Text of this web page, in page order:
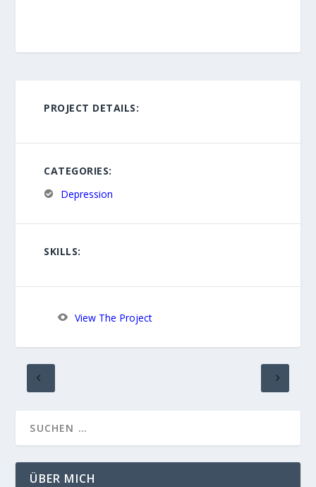
PROJECT DETAILS:
CATEGORIES:
Depression
SKILLS:
View The Project
ÜBER MICH